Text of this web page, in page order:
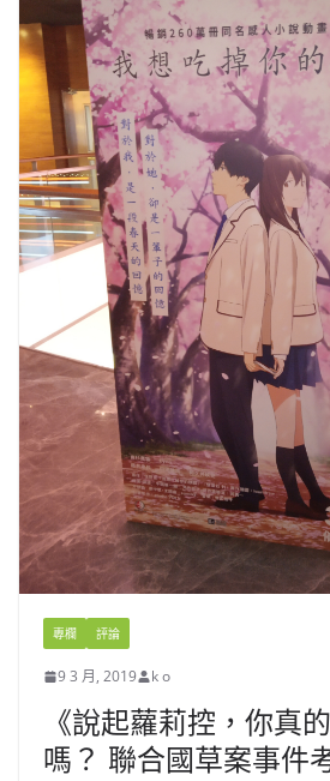
專欄 評論
9 3 月, 2019 k o
《說起蘿莉控，你真
嗎？ 聯合國草案事件